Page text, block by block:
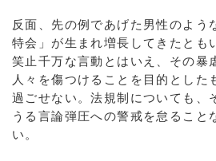
反面、先の例であげた男性のよう
特会」が生まれ増長してきたとも
笑止千万な言動とはいえ、その暴
人々を傷つけることを目的とした
過ごせない。法規制についても、
うる言論弾圧への警戒を怠ること
い。